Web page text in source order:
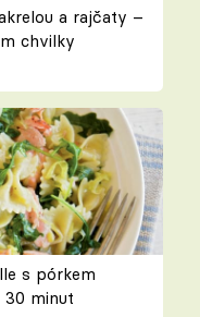
a rajčaty –
chvilky
s pórkem
30 minut